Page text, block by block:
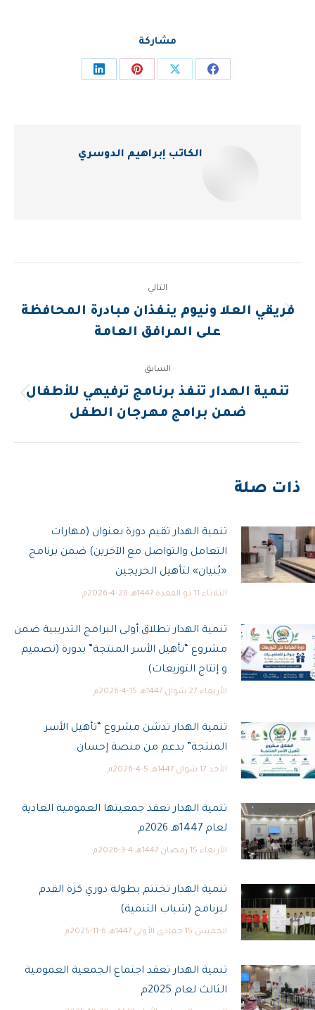
مشاركة
Share
Share
Share
Share
الكاتب إبراهيم الدوسري
navigation
السابق
المقالة
السابقة:
تنمية الهدار تنفذ برنامج ترفيهي للأطفال
ضمن برامج مهرجان الطفل
التالي
المقالة
التالية:
فريقي العلا ونيوم ينفذان مبادرة المحافظة
على المرافق العامة
ذات صلة
تنمية الهدار تقيم دورة بعنوان (مهارات
التعامل والتواصل مع الآخرين) ضمن برنامج
«بُنيان» لتأهيل الخريجين
الثلاثاء 11 ذو القعدة 1447هـ 28-4-2026م
تنمية الهدار تطلاق أولى البرامج التدريبية ضمن
مشروع “تأهيل الأسر المنتجة” بدورة (تصميم
و إنتاج التوزيعات)
الأربعاء 27 شوال 1447هـ 15-4-2026م
تنمية الهدار تدشن مشروع “تأهيل الأسر
المنتجة” بدعم من منصة إحسان
الأحد 17 شوال 1447هـ 5-4-2026م
تنمية الهدار تعقد جمعيتها العمومية العادية
لعام 1447هـ 2026م
الأربعاء 15 رمضان 1447هـ 4-3-2026م
تنمية الهدار تختتم بطولة دوري كرة القدم
لبرنامج (شباب التنمية)
الخميس 15 جمادى الأولى 1447هـ 6-11-2025م
تنمية الهدار تعقد اجتماع الجمعية العمومية
الثالث لعام 2025م